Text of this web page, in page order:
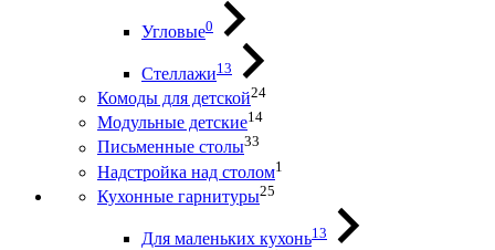
Угловые0
Стеллажи13
Комоды для детской24
Модульные детские14
Письменные столы33
Надстройка над столом1
Кухонные гарнитуры25
Для маленьких кухонь13